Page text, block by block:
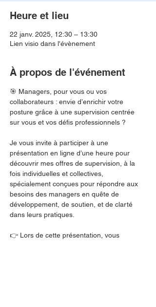
Heure et lieu
22 janv. 2025, 12:30 – 13:30
Lien visio dans l'évènement
À propos de l'événement
🎯 Managers, pour vous ou vos
collaborateurs : envie d’enrichir votre
posture grâce à une supervision centrée
sur vous et vos défis professionnels ?
Je vous invite à participer à une
présentation en ligne d’une heure pour
découvrir mes offres de supervision, à la
fois individuelles et collectives,
spécialement conçues pour répondre aux
besoins des managers en quête de
développement, de soutien, et de clarté
dans leurs pratiques.
👉 Lors de cette présentation, vous